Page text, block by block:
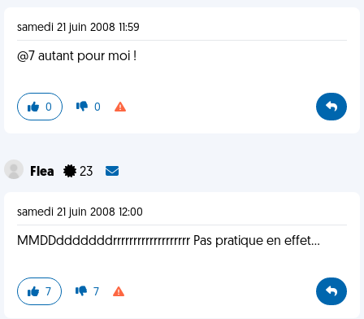
samedi 21 juin 2008 11:59
@7 autant pour moi !
0 0
Flea 23
samedi 21 juin 2008 12:00
MMDDdddddddrrrrrrrrrrrrrrrrrrr Pas pratique en effet...
7 7